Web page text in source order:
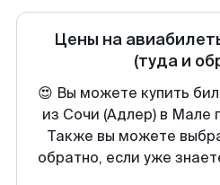
Цены на
(туда и
😍 Вы можете купить
из Сочи (Адлер) в Мале
Также вы можете
обратно, если уже